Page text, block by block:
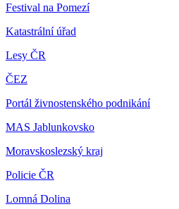
Festival na Pomezí
Katastrální úřad
Lesy ČR
ČEZ
Portál živnostenského podnikání
MAS Jablunkovsko
Moravskoslezský kraj
Policie ČR
Lomná Dolina